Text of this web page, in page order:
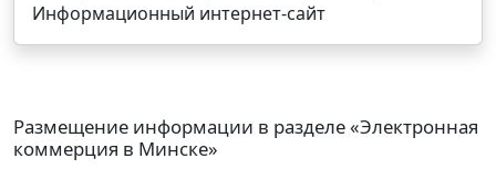
Информационный интернет-сайт
Размещение информации в разделе «Электронная
коммерция в Минске»